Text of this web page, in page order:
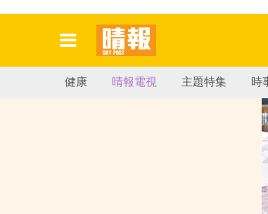
健康 晴報電視 主題特集 時